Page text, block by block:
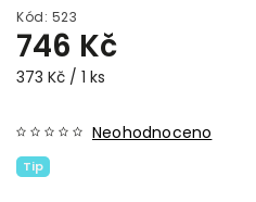
Kód: 523
746 Kč
373 Kč / 1 ks
Tip
Neohodnoceno